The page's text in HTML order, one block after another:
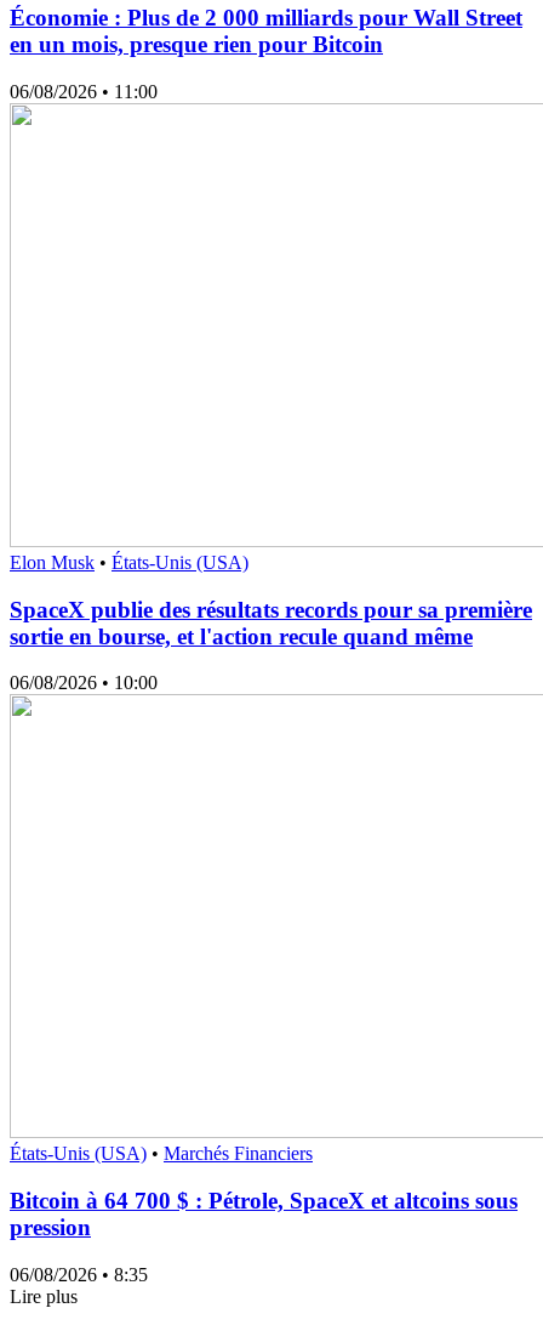
Économie : Plus de 2 000 milliards pour Wall Street
en un mois, presque rien pour Bitcoin
06/08/2026 • 11:00
Elon Musk • États-Unis (USA)
SpaceX publie des résultats records pour sa première
sortie en bourse, et l'action recule quand même
06/08/2026 • 10:00
États-Unis (USA) • Marchés Financiers
Bitcoin à 64 700 $ : Pétrole, SpaceX et altcoins sous
pression
06/08/2026 • 8:35
Lire plus